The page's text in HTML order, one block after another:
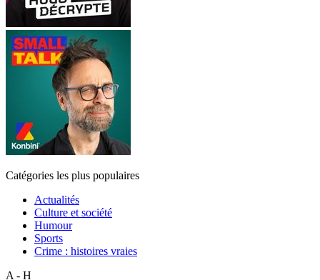
Catégories les plus populaires
Actualités
Culture et société
Humour
Sports
Crime : histoires vraies
A - H